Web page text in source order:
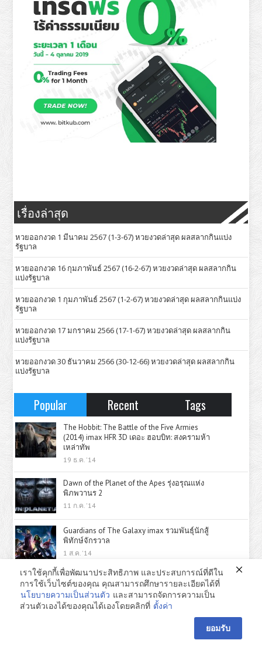
เรื่องล่าสุด
หวยออกงวด 1 มีนาคม 2567 (1-3-67) หวยงวดล่าสุด ผลสลากกินแบ่ง
รัฐบาล
หวยออกงวด 16 กุมภาพันธ์ 2567 (16-2-67) หวยงวดล่าสุด ผลสลากกิน
แบ่งรัฐบาล
หวยออกงวด 1 กุมภาพันธ์ 2567 (1-2-67) หวยงวดล่าสุด ผลสลากกินแบ่ง
รัฐบาล
หวยออกงวด 17 มกราคม 2566 (17-1-67) หวยงวดล่าสุด ผลสลากกิน
แบ่งรัฐบาล
หวยออกงวด 30 ธันวาคม 2566 (30-12-66) หวยงวดล่าสุด ผลสลากกิน
แบ่งรัฐบาล
Popular Recent Tags
The Hobbit: The Battle of the Five Armies
(2014) imax HFR 3D เดอะ ฮอบบิท: สงครามห้า
เหล่าทัพ
19 ธ.ค. '14
Dawn of the Planet of the Apes รุ่งอรุณแห่ง
พิภพวานร 2
11 ก.ค. '14
Guardians of The Galaxy imax รวมพันธุ์นักสู้
พิทักษ์จักรวาล
1 ส.ค. '14
เราใช้คุกกี้เพื่อพัฒนาประสิทธิภาพ และประสบการณ์ที่ดีใน
การใช้เว็บไซต์ของคุณ คุณสามารถศึกษารายละเอียดได้ที่
นโยบายความเป็นส่วนตัว และสามารถจัดการความเป็น
ส่วนตัวเองได้ของคุณได้เองโดยคลิกที่ ตั้งค่า
ยอมรับ